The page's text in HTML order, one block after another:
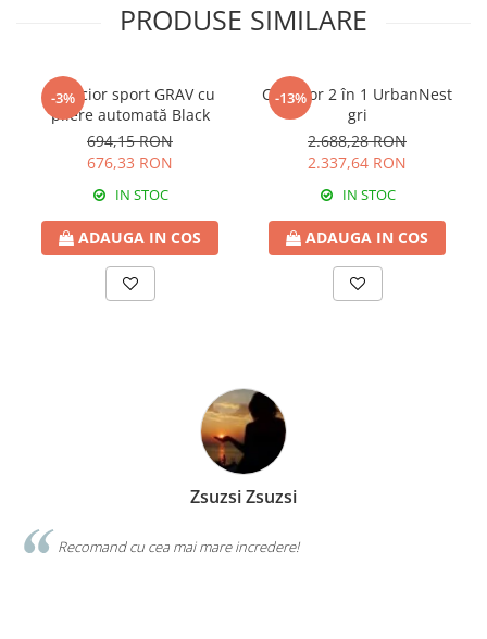
copil și compatibilitate practică în utilizarea zilnică.
PRODUSE SIMILARE
-3%
Cărucior sport GRAV cu
pliere automată Black
694,15 RON
676,33 RON
IN STOC
ADAUGA IN COS
-13%
Cărucior 2 în 1 UrbanNest
gri
2.688,28 RON
2.337,64 RON
IN STOC
ADAUGA IN COS
Zsuzsi Zsuzsi
Recomand cu cea mai mare incredere!